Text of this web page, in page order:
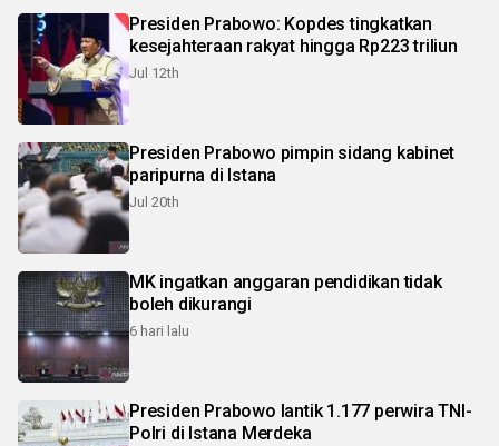
Presiden Prabowo: Kopdes tingkatkan
kesejahteraan rakyat hingga Rp223 triliun
Jul 12th
Presiden Prabowo pimpin sidang kabinet
paripurna di Istana
Jul 20th
MK ingatkan anggaran pendidikan tidak
boleh dikurangi
6 hari lalu
Presiden Prabowo lantik 1.177 perwira TNI-
Polri di Istana Merdeka